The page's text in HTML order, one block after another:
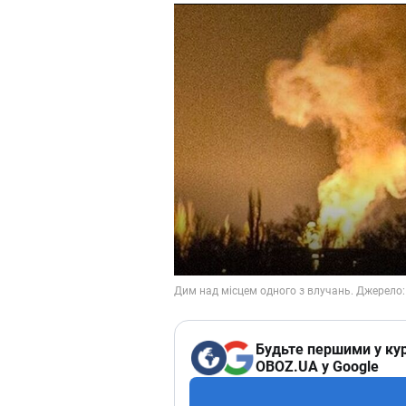
Будьте першими у
OBOZ.UA у Google